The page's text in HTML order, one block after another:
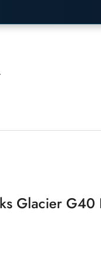
Glacier